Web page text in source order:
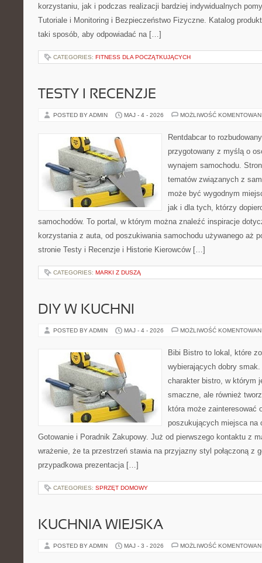
korzystaniu, jak i podczas realizacji bardziej indywidualnych
Tutoriale i Monitoring i Bezpieczeństwo Fizyczne. Katalog
taki sposób, aby odpowiadać na […]
CATEGORIES: FITNESS DLA POCZĄTKUJĄCYCH
TESTY I RECENZJE
POSTED BY ADMIN MAJ - 4 - 2026 MOŻLIWOŚĆ
Rentdabcar to
przygotowany z myślą o
wynajem samochodu.
tematów związanych z
może być wygodnym
jak i dla tych, którzy
samochodów. To portal, w którym można znaleźć inspiracje
korzystania z auta, od poszukiwania samochodu używanego aż
stronie Testy i Recenzje i Historie Kierowców […]
CATEGORIES: MARKI Z DUSZĄ
DIY W KUCHNI
POSTED BY ADMIN MAJ - 4 - 2026 MOŻLIWOŚĆ
Bibi Bistro to lokal, które
wybierających dobry
charakter bistro, w którym
smaczne, ale również
która może zainteresować
poszukujących miejsca na
Gotowanie i Poradnik Zakupowy. Już od pierwszego kontaktu z
wrażenie, że ta przestrzeń stawia na przyjazny styl połączoną z
przypadkowa prezentacja […]
CATEGORIES: SPRZĘT DOMOWY
KUCHNIA WIEJSKA
POSTED BY ADMIN MAJ - 3 - 2026 MOŻLIWOŚĆ